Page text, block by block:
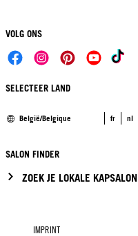
VOLG ONS
SELECTEER LAND
België/Belgique fr nl
SALON FINDER
ZOEK JE LOKALE KAPSALON
IMPRINT